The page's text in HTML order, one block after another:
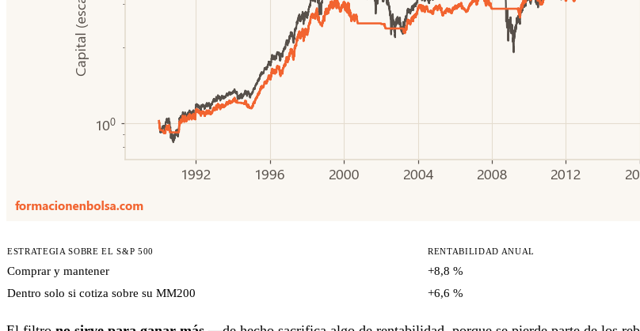
ESTRATEGIA SOBRE EL S&P 500 RENTABILIDAD ANUAL
Comprar y mantener +8,8 %
Dentro solo si cotiza sobre su MM200
+6,6 %